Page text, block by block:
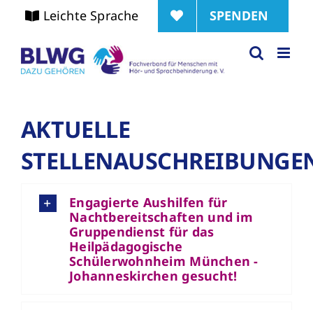
Zum
springen
Leichte Sprache SPENDEN
AKTUELLE
Engagierte Aushilfen für
Nachtbereitschaften und im
Gruppendienst für das
Heilpädagogische
Schülerwohnheim München -
Johanneskirchen gesucht!